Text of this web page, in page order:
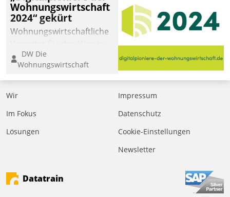
Wohnungswirtschaft
2024“ gekürt
Wohnungswirtschaftliche
eine digitale Zukunft zu
finden, ist das Ziel des
Awards „Digitalpioniere
der
Bewerben können sich
dafür ein Team
DW Die
Wohnungswirtschaft
Wir
Im Fokus
Lösungen
Impressum
Datenschutz
Cookie-Einstellungen
Newsletter
Datatrain